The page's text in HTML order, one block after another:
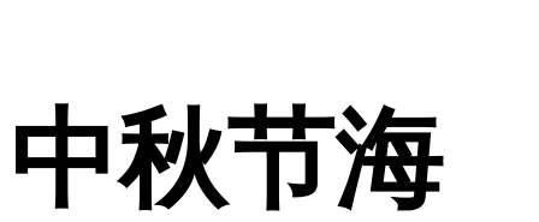
中秋节海